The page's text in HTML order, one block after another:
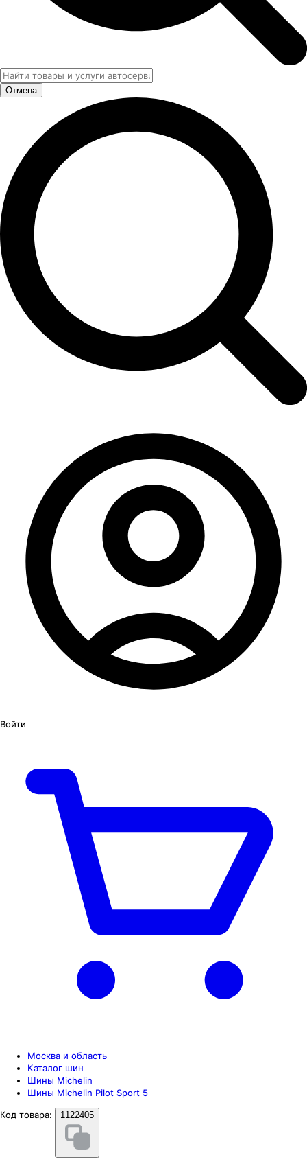
Отмена
Войти
Москва и область
Каталог шин
Шины Michelin
Шины Michelin Pilot Sport 5
Код товара:
1122405